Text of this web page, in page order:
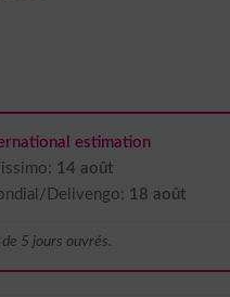
estimation
14 août
Delivengo: 18 août
5 jours ouvrés.